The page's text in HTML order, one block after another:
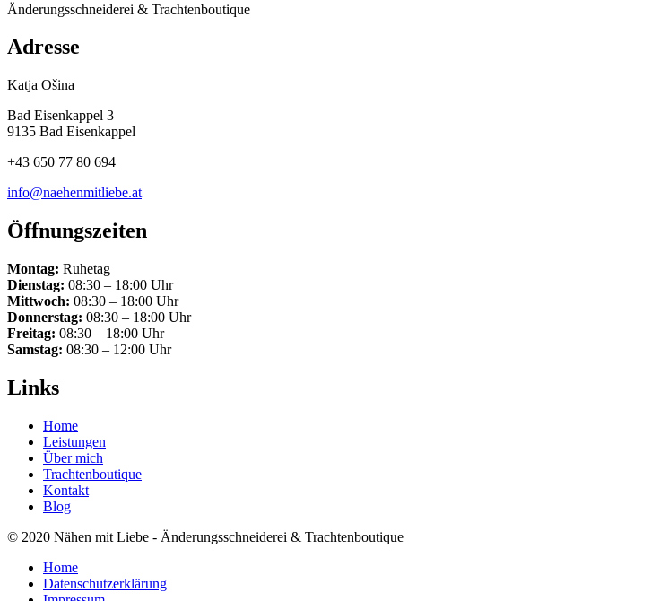
Änderungsschneiderei & Trachtenboutique
Adresse
Katja Ošina
Bad Eisenkappel 3
9135 Bad Eisenkappel
+43 650 77 80 694
info@naehenmitliebe.at
Öffnungszeiten
Montag: Ruhetag
Dienstag: 08:30 – 18:00 Uhr
Mittwoch: 08:30 – 18:00 Uhr
Donnerstag: 08:30 – 18:00 Uhr
Freitag: 08:30 – 18:00 Uhr
Samstag: 08:30 – 12:00 Uhr
Links
Home
Leistungen
Über mich
Trachtenboutique
Kontakt
Blog
© 2020 Nähen mit Liebe - Änderungsschneiderei & Trachtenboutique
Home
Datenschutz­erklärung